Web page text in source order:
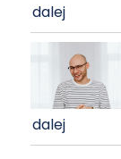
dalej
dalej